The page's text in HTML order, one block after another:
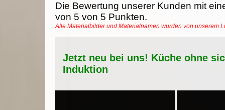
Die Bewertung unserer Kunden mit
von 5 von 5 Punkten.
Alle Materialbilder und Materialnamen wurden von unserem
Jetzt neu bei uns! Küche ohne
Induktion